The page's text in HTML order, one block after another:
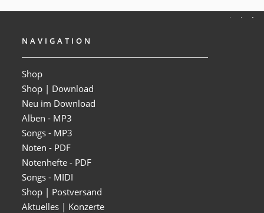
NAVIGATION
Shop
Shop | Download
Neu im Download
Alben - MP3
Songs - MP3
Noten - PDF
Notenhefte - PDF
Songs - MIDI
Shop | Postversand
Aktuelles | Konzerte